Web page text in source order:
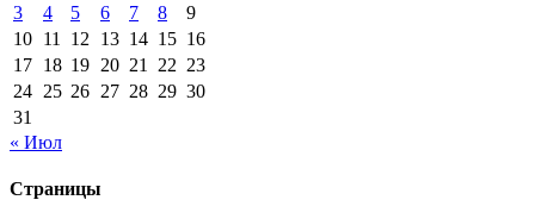
3
4 5 6 7 8
9
10 11 12 13 14 15 16
17 18 19 20 21 22 23
24 25 26 27 28 29 30
31
« Июл
Страницы